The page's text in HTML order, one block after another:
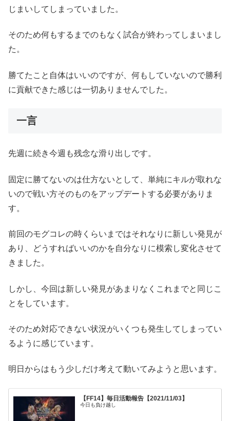
じまいしてしまっていました。
そのため何もするまでのもなく試合が終わってしまいまし
た。
勝てたこと自体はいいのですが、何もしていないので勝利
に貢献できた感じは一切ありませんでした。
一言
先週に続き今週も残念な滑り出しです。
固定に勝てないのは仕方ないとして、単純にキルが取れな
いので戦い方そのものをアップデートする必要がありま
す。
前回のモグコレの時くらいまではそれなりに新しい発見が
あり、どうすればいいのかを自分なりに模索し変化させて
きました。
しかし、今回は新しい発見があまりなくこれまでと同じこ
とをしています。
そのため対応できない状況がいくつも発生してしまってい
るように感じています。
明日からはもう少しだけ考えて動いてみようと思います。
【FF14】毎日活動報告【2021/11/03】
今日も負け越し